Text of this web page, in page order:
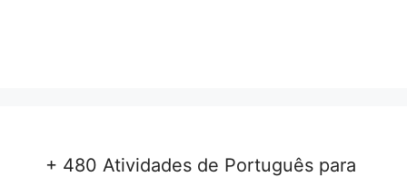
+ 480 Atividades de Português para